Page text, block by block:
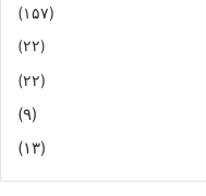
(۱۵۷)
(۲۲)
(۲۲)
(۹)
(۱۳)